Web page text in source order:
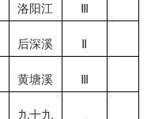
洛阳江 Ⅲ
后深溪 Ⅱ
黄塘溪 Ⅲ
九十九